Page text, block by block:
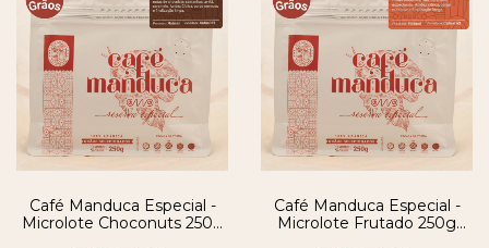
Café Manduca Especial -
Microlote Choconuts 250g
Café Manduca Especial -
Microlote Frutado 250g